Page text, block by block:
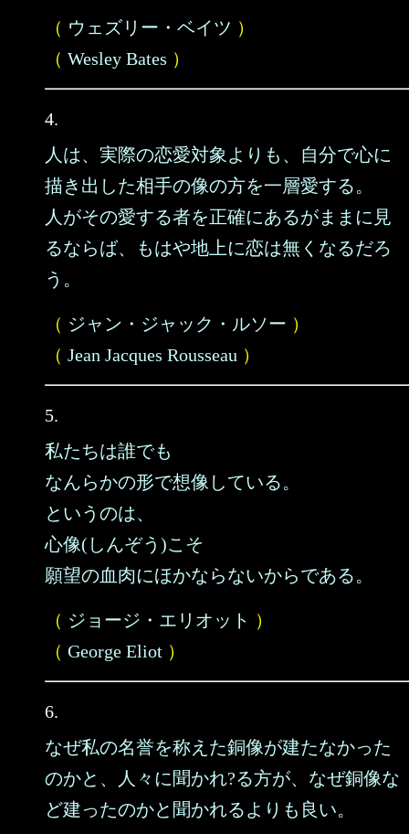
（ ウェズリー・ベイツ ）
（ Wesley Bates ）
4.
人は、実際の恋愛対象よりも、自分で心に
描き出した相手の像の方を一層愛する。
人がその愛する者を正確にあるがままに見
るならば、もはや地上に恋は無くなるだろ
う。
（ ジャン・ジャック・ルソー ）
（ Jean Jacques Rousseau ）
5.
私たちは誰でも
なんらかの形で想像している。
というのは、
心像(しんぞう)こそ
願望の血肉にほかならないからである。
（ ジョージ・エリオット ）
（ George Eliot ）
6.
なぜ私の名誉を称えた銅像が建たなかった
のかと、人々に聞かれ?る方が、なぜ銅像な
ど建ったのかと聞かれるよりも良い。